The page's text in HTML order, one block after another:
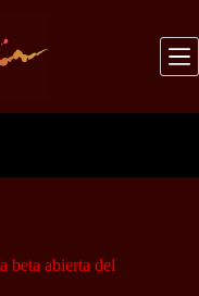
beta abierta del